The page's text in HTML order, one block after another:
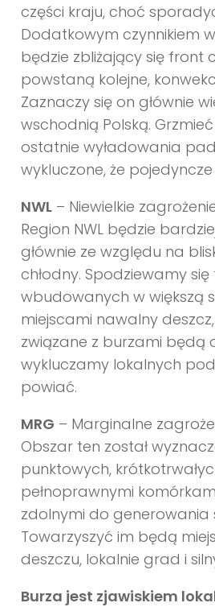
części kraju, choć
Dodatkowym czynnikiem
będzie zbliżający się front
powstaną kolejne,
Zaznaczy się on głównie
wschodnią Polską.
ostatnie wyładowania
wykluczone, że
NWL – Niewielkie
Region NWL będzie
głównie ze względu na
chłodny. Spodziewamy
wbudowanych w większą
miejscami nawalny
związane z burzami będą
wykluczamy lokalnych
powiać.
MRG – Marginalne
Obszar ten został
punktowych,
pełnoprawnymi
zdolnymi do
Towarzyszyć im będą
deszczu, lokalnie grad i
Burza jest zjawiskiem